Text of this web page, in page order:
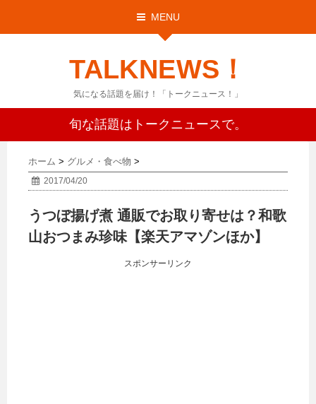
MENU
TALKNEWS！
気になる話題を届け！「トークニュース！」
旬な話題はトークニュースで。
ホーム > グルメ・食べ物 >
2017/04/20
うつぼ揚げ煮 通販でお取り寄せは？和歌
山おつまみ珍味【楽天アマゾンほか】
スポンサーリンク